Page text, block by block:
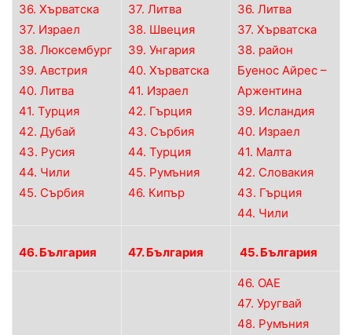
36. Хърватска
37. Израел
38. Люксембург
39. Австрия
40. Литва
41. Турция
42. Дубай
43. Русия
44. Чили
45. Сърбия
37. Литва
38. Швеция
39. Унгария
40. Хърватска
41. Израел
42. Гърция
43. Сърбия
44. Турция
45. Румъния
46. Кипър
36. Литва
37. Хърватска
38. район
Буенос Айрес –
Аржентина
39. Исландия
40. Израел
41. Малта
42. Словакия
43. Гърция
44. Чили
46. България 47. България 45. България
46. ОАЕ
47. Уругвай
48. Румъния